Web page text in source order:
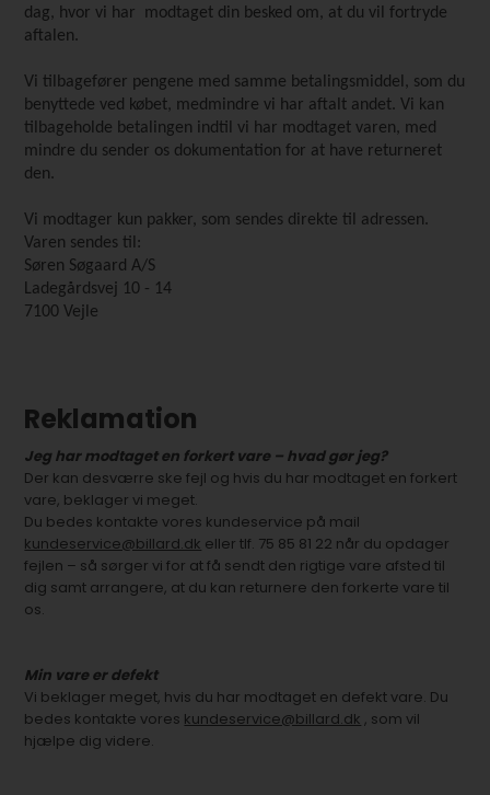
dag, hvor vi har modtaget din besked om, at du vil fortryde
aftalen.
Vi tilbagefører pengene med samme betalingsmiddel, som du
benyttede ved købet, medmindre vi har aftalt andet. Vi kan
tilbageholde betalingen indtil vi har modtaget varen, med
mindre du sender os dokumentation for at have returneret
den.
Vi modtager kun pakker, som sendes direkte til adressen.
Varen sendes til:
Søren Søgaard A/S
Ladegårdsvej 10 - 14
7100 Vejle
Reklamation
Jeg har modtaget en forkert vare – hvad gør jeg?
Der kan desværre ske fejl og hvis du har modtaget en forkert
vare, beklager vi meget.
Du bedes kontakte vores kundeservice på mail
kundeservice@billard.dk eller tlf. 75 85 81 22 når du opdager
fejlen – så sørger vi for at få sendt den rigtige vare afsted til
dig samt arrangere, at du kan returnere den forkerte vare til
os.
Min vare er defekt
Vi beklager meget, hvis du har modtaget en defekt vare. Du
bedes kontakte vores kundeservice@billard.dk , som vil
hjælpe dig videre.